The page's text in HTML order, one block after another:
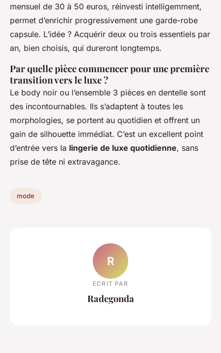
mensuel de 30 à 50 euros, réinvesti intelligemment,
permet d’enrichir progressivement une garde-robe
capsule. L’idée ? Acquérir deux ou trois essentiels par
an, bien choisis, qui dureront longtemps.
Par quelle pièce commencer pour une première
transition vers le luxe ?
Le body noir ou l’ensemble 3 pièces en dentelle sont
des incontournables. Ils s’adaptent à toutes les
morphologies, se portent au quotidien et offrent un
gain de silhouette immédiat. C’est un excellent point
d’entrée vers la lingerie de luxe quotidienne, sans
prise de tête ni extravagance.
mode
R
ECRIT PAR
Radegonda